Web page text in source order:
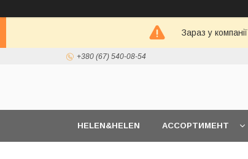
Зараз у
+380 (67) 540-08-54
HELEN&HELEN АССОРТИМЕНТ